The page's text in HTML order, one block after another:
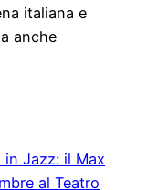
italiana e
anche